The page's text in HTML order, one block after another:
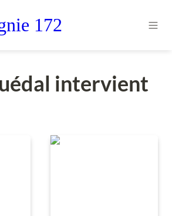
172
intervient
Le Complexe de Dieu